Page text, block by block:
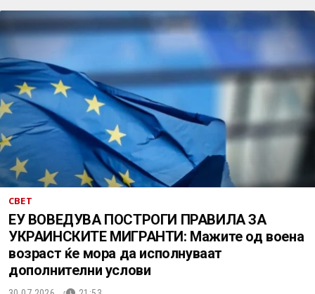
СВЕТ
ЕУ ВОВЕДУВА ПОСТРОГИ ПРАВИЛА ЗА
УКРАИНСКИТЕ МИГРАНТИ: Мажите од воена
возраст ќе мора да исполнуваат
дополнителни услови